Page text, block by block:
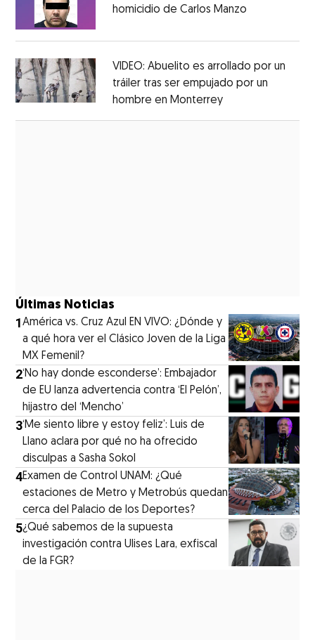
homicidio de Carlos Manzo
VIDEO: Abuelito es arrollado por un
tráiler tras ser empujado por un
hombre en MonterreyOpens in new
Últimas Noticias
1América vs. Cruz Azul EN VIVO: ¿Dónde y
a qué hora ver el Clásico Joven de la Liga
MX Femenil?
2‘No hay donde esconderse’: Embajador
de EU lanza advertencia contra ‘El Pelón’,
hijastro del ‘Mencho’
3‘Me siento libre y estoy feliz’: Luis de
Llano aclara por qué no ha ofrecido
disculpas a Sasha Sokol
4Examen de Control UNAM: ¿Qué
estaciones de Metro y Metrobús quedan
cerca del Palacio de los Deportes?
5¿Qué sabemos de la supuesta
investigación contra Ulises Lara, exfiscal
de la FGR?